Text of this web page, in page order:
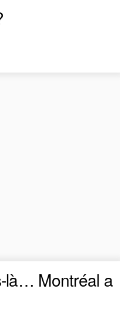
là… Montréal a